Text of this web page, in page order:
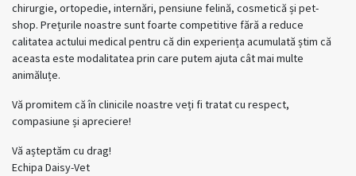
chirurgie, ortopedie, internări, pensiune felină, cosmetică și pet-
shop. Prețurile noastre sunt foarte competitive fără a reduce
calitatea actului medical pentru că din experiența acumulată știm că
aceasta este modalitatea prin care putem ajuta cât mai multe
animăluțe.
Vă promitem că în clinicile noastre veți fi tratat cu respect,
compasiune și apreciere!
Vă așteptăm cu drag!
Echipa Daisy-Vet